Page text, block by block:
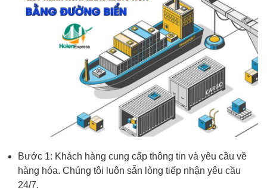
Bước 1: Khách hàng cung cấp thông tin và yêu cầu về
hàng hóa. Chúng tôi luôn sẵn lòng tiếp nhận yêu cầu
24/7.